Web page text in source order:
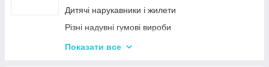
Дитячий Пластилін
Декупаж
Крейда для Малювання
Дитячі нарукавники і жилети
Різні надувні гумові вироби
Насоси для матрасів та гумових виробів
Показати все